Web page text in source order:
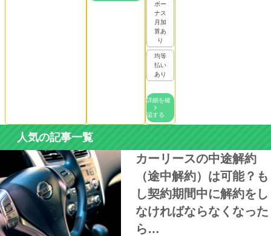
ボー
ナス
月加
算あ
り
均等
払い
あり
詳細を確
認する
人気の記事一覧
カーリースの中途解約
（途中解約）は可能？も
し契約期間中に解約をし
なければならなくなった
ら…